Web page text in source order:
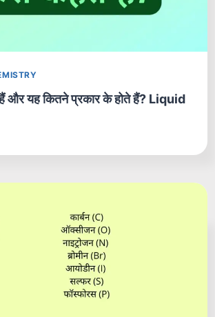
और यह कितने प्रकार के होते हैं? Liquid